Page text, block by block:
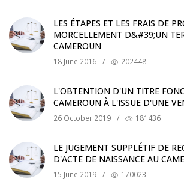
LES ÉTAPES ET LES FRAIS DE
MORCELLEMENT D&#39;UN
CAMEROUN
18 June 2016 / 202448
L'OBTENTION D'UN TITRE
CAMEROUN À L'ISSUE D'UNE
26 October 2019 / 181436
LE JUGEMENT SUPPLÉTIF DE
D'ACTE DE NAISSANCE AU
15 June 2019 / 170023